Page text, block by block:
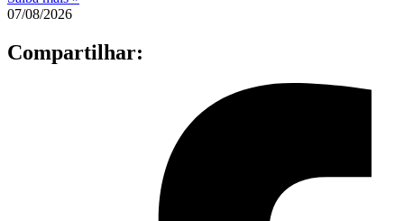
07/08/2026
Compartilhar: